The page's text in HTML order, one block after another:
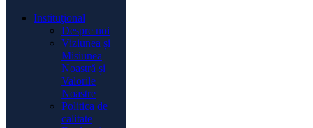
Instituţional
Despre noi
Viziunea și
Misiunea
Noastră și
Valorile
Noastre
Politica de
calitate